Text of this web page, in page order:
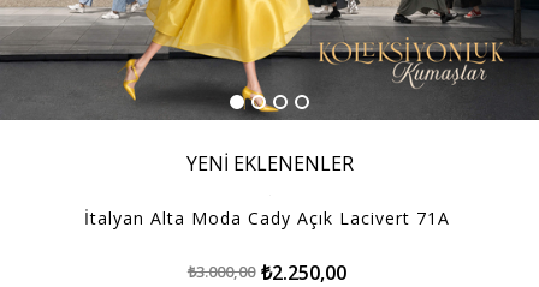
YENİ EKLENENLER
İtalyan Alta Moda Cady Açık Lacivert 71A
₺2.250,00
₺3.000,00